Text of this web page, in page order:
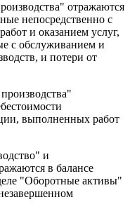
отражаются
непосредственно с
и оказанием услуг,
с обслуживанием и
и потери от
выполненных работ
и
в балансе
"Оборотные активы"